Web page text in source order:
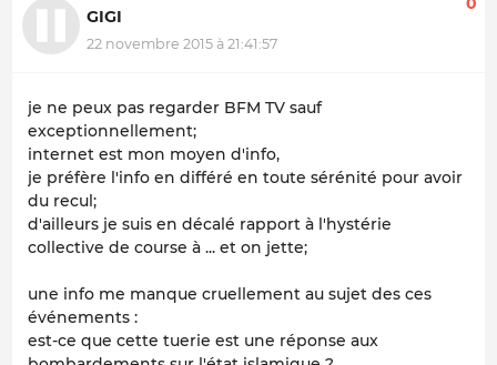
GIGI
22 novembre 2015 à 21:41:57
je ne peux pas regarder BFM TV sauf
exceptionnellement;
internet est mon moyen d'info,
je préfère l'info en différé en toute sérénité pour avoir
du recul;
d'ailleurs je suis en décalé rapport à l'hystérie
collective de course à ... et on jette;
une info me manque cruellement au sujet des ces
événements :
est-ce que cette tuerie est une réponse aux